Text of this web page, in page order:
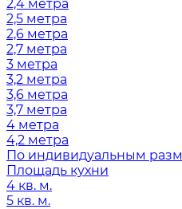
2,4 метра
2,5 метра
2,6 метра
2,7 метра
3 метра
3,2 метра
3,6 метра
3,7 метра
4 метра
4,2 метра
По индивидуальным
Площадь кухни
4 кв. м.
5 кв. м.